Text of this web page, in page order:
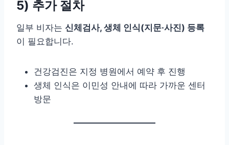
5) 추가 절차
일부 비자는 신체검사, 생체 인식(지문·사진) 등록
이 필요합니다.
건강검진은 지정 병원에서 예약 후 진행
생체 인식은 이민성 안내에 따라 가까운 센터
방문